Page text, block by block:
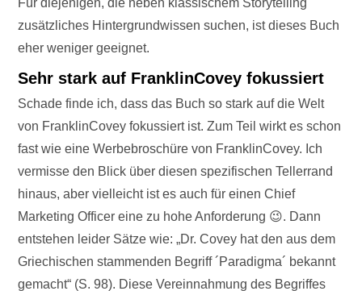
Für diejenigen, die neben klassischem Storytelling
zusätzliches Hintergrundwissen suchen, ist dieses Buch
eher weniger geeignet.
Sehr stark auf FranklinCovey fokussiert
Schade finde ich, dass das Buch so stark auf die Welt
von FranklinCovey fokussiert ist. Zum Teil wirkt es schon
fast wie eine Werbebroschüre von FranklinCovey. Ich
vermisse den Blick über diesen spezifischen Tellerrand
hinaus, aber vielleicht ist es auch für einen Chief
Marketing Officer eine zu hohe Anforderung 😉. Dann
entstehen leider Sätze wie: „Dr. Covey hat den aus dem
Griechischen stammenden Begriff ´Paradigma´ bekannt
gemacht“ (S. 98). Diese Vereinnahmung des Begriffes